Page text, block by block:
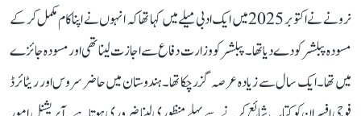
نرونے نے اکتوبر 2025 میں ایک ادبی میلے میں کہا تھا کہ انہوں نے اپنا کام مکمل کر کے
مسودہ پبلشر کو دے دیا تھا۔ پبلشر کو وزارت دفاع سے اجازت لینا تھی اور مسودہ جائزے
میں تھا۔ ایک سال سے زیادہ عرصہ گزر چکا تھا۔ ہندوستان میں حاضر سروس اور ریٹائرڈ